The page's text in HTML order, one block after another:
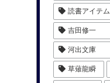
読書アイテム
吉田修一
河出文庫
草薙龍瞬